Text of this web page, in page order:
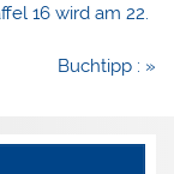
16 wird am 22.
Buchtipp : »